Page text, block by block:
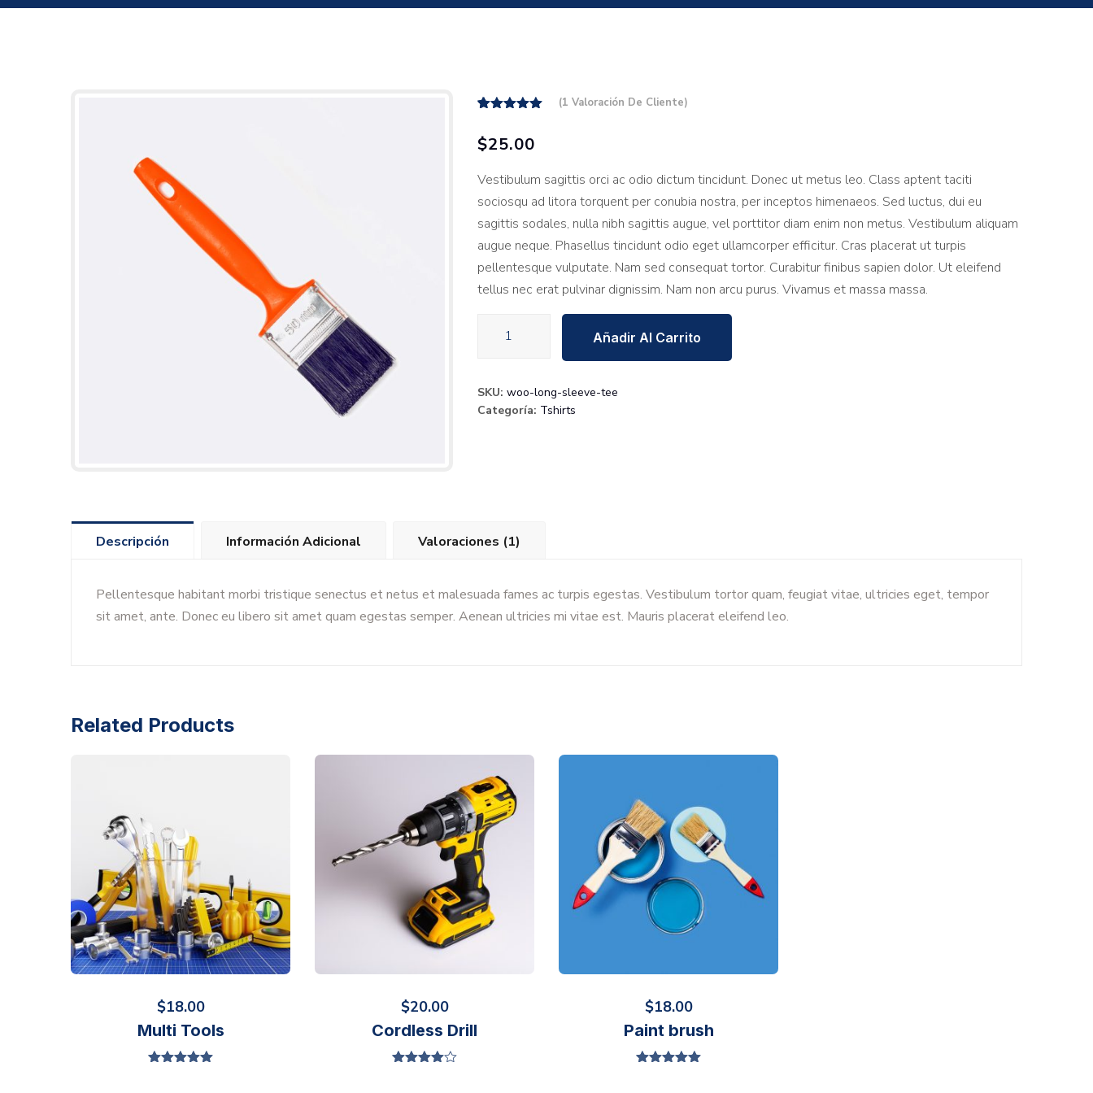
5 basado
de cliente
(1 Valoración De Cliente)
$25.00
Vestibulum sagittis orci ac odio dictum tincidunt. Donec ut metus leo. Class aptent taciti
sociosqu ad litora torquent per conubia nostra, per inceptos himenaeos. Sed luctus, dui eu
sagittis sodales, nulla nibh sagittis augue, vel porttitor diam enim non metus. Vestibulum aliquam
augue neque. Phasellus tincidunt odio eget ullamcorper efficitur. Cras placerat ut turpis
pellentesque vulputate. Nam sed consequat tortor. Curabitur finibus sapien dolor. Ut eleifend
tellus nec erat pulvinar dignissim. Nam non arcu purus. Vivamus et massa massa.
Añadir Al Carrito
SKU: woo-long-sleeve-tee
Categoría: Tshirts
Descripción Información Adicional Valoraciones (1)
Pellentesque habitant morbi tristique senectus et netus et malesuada fames ac turpis egestas. Vestibulum tortor quam, feugiat vitae, ultricies eget, tempor
sit amet, ante. Donec eu libero sit amet quam egestas semper. Aenean ultricies mi vitae est. Mauris placerat eleifend leo.
Related Products
$18.00
Multi Tools
$20.00
Cordless Drill
$18.00
Paint brush